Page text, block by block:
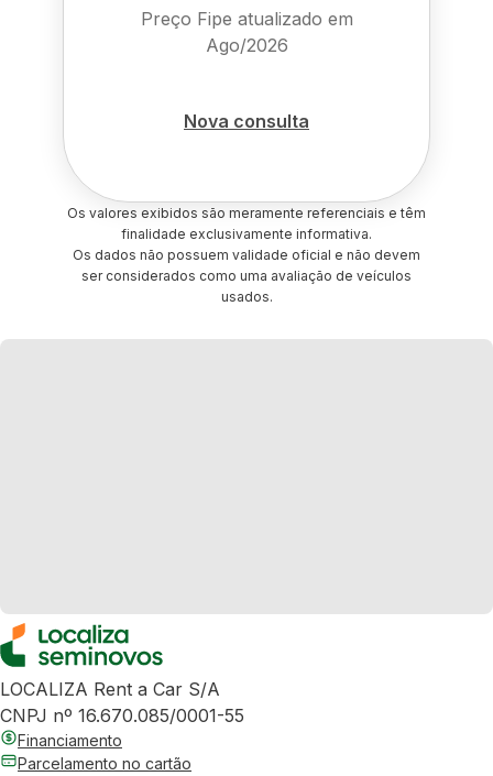
Preço Fipe atualizado em
Ago/2026
Nova consulta
Os valores exibidos são meramente referenciais e têm
finalidade exclusivamente informativa.
Os dados não possuem validade oficial e não devem
ser considerados como uma avaliação de veículos
usados.
LOCALIZA Rent a Car S/A
CNPJ nº 16.670.085/0001-55
Financiamento
Parcelamento no cartão